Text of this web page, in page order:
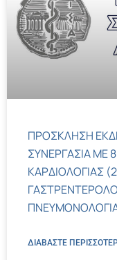
ΠΡΟΣΚΛΗΣΗ
ΣΥΝΕΡΓΑΣΙΑ ΜΕ
ΚΑΡΔΙΟΛΟΓΙΑΣ
ΔΙΑΒΑΣΤΕ